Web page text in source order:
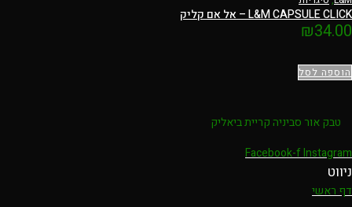
L&M CAPSULE CLICK – אל אם קליק
₪34.00
הוספה לסל
טבק אור סביניה קריית ביאליק
Facebook-fInstagram
ניווט
דף ראשי